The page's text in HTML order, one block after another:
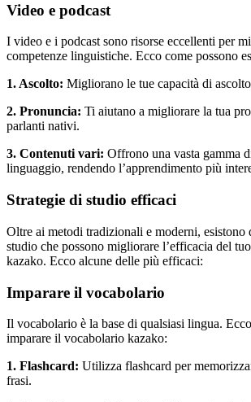
Video e podcast
I video e i podcast sono risorse eccellenti per
competenze linguistiche. Ecco come possono
1. Ascolto: Migliorano le tue capacità di
2. Pronuncia: Ti aiutano a migliorare la tua
parlanti nativi.
3. Contenuti vari: Offrono una vasta gamma
linguaggio, rendendo l’apprendimento più
Strategie di studio efficaci
Oltre ai metodi tradizionali e moderni, esistono
studio che possono migliorare l’efficacia del
kazako. Ecco alcune delle più efficaci:
Imparare il vocabolario
Il vocabolario è la base di qualsiasi lingua.
imparare il vocabolario kazako:
1. Flashcard: Utilizza flashcard per
frasi.